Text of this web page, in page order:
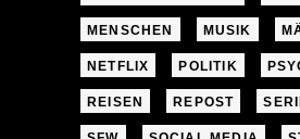
MENSCHEN MUSIK
NETFLIX POLITIK
REISEN REPOST